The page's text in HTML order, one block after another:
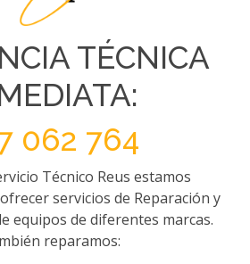
TÉCNICA
062 764
Técnico Reus estamos
servicios de Reparación y
equipos de diferentes marcas.
reparamos: